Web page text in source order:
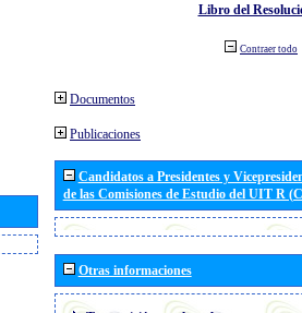
Libro del
Contraer todo
Documentos
Publicaciones
Candidatos a Presidentes y
de las Comisiones de Estudio del UIT R
Otras informaciones